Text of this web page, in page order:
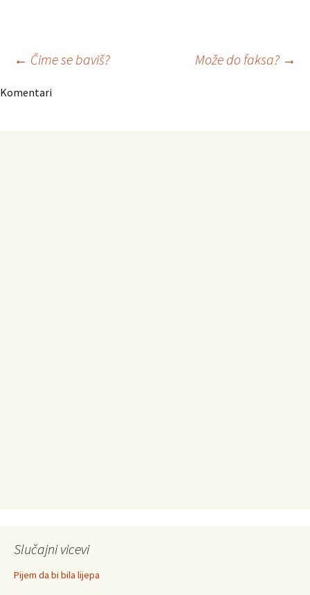
Navigacija
← Čime se baviš? Može do faksa? →
Komentari
Slučajni vicevi
Pijem da bi bila lijepa